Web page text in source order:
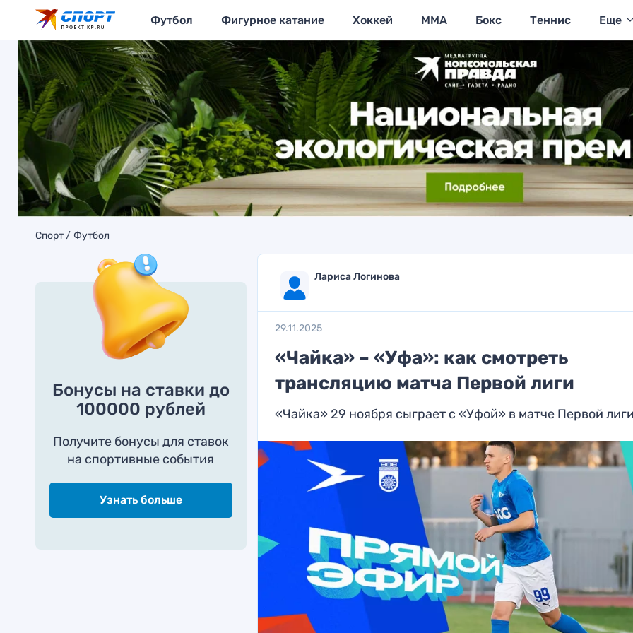
Футбол Фигурное катание Хоккей MMA Бокс Теннис Еще
Спорт Футбол
Бонусы на ставки до
100000 рублей
Получите бонусы для ставок
на спортивные события
Узнать больше
Лариса Логинова
29.11.2025
«Чайка» – «Уфа»: как смотреть
трансляцию матча Первой лиги
«Чайка» 29 ноября сыграет с «Уфой» в матче Первой